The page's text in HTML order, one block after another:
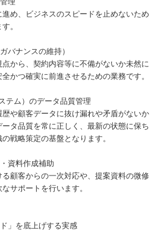
め、ビジネスのスピードを止めないため
。
バナンスの維持）
から、契約内容等に不備がないか未然に
かつ確実に前進させるための業務です。
テム）のデータ品質管理
や顧客データに抜け漏れや矛盾がないか
タ品質を常に正しく、最新の状態に保ち
戦略策定の基盤となります。
資料作成補助
顧客からの一次対応や、提案資料の微修
サポートを行います。
」を底上げする実感